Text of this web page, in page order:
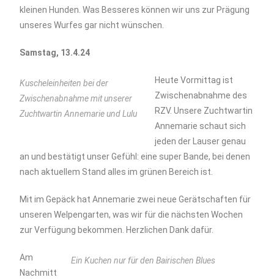
kleinen Hunden. Was Besseres können wir uns zur Prägung
unseres Wurfes gar nicht wünschen.
Samstag, 13.4.24
Kuscheleinheiten bei der
Zwischenabnahme mit unserer
Zuchtwartin Annemarie und Lulu
Heute Vormittag ist
Zwischenabnahme des
RZV. Unsere Zuchtwartin
Annemarie schaut sich
jeden der Lauser genau
an und bestätigt unser Gefühl: eine super Bande, bei denen
nach aktuellem Stand alles im grünen Bereich ist.
Mit im Gepäck hat Annemarie zwei neue Gerätschaften für
unseren Welpengarten, was wir für die nächsten Wochen
zur Verfügung bekommen. Herzlichen Dank dafür.
Ein Kuchen nur für den Bairischen Blues
Am
Nachmitt